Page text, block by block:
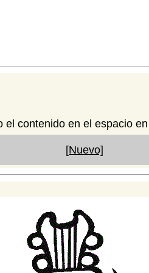
contenido en el espacio
[Nuevo]